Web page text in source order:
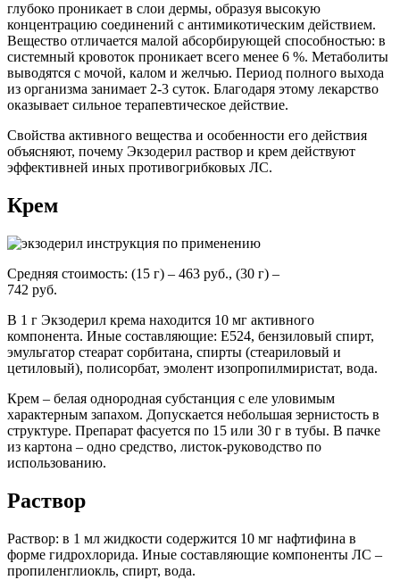
глубоко проникает в слои дермы, образуя высокую
концентрацию соединений с антимикотическим действием.
Вещество отличается малой абсорбирующей способностью: в
системный кровоток проникает всего менее 6 %. Метаболиты
выводятся с мочой, калом и желчью. Период полного выхода
из организма занимает 2-3 суток. Благодаря этому лекарство
оказывает сильное терапевтическое действие.
Свойства активного вещества и особенности его действия
объясняют, почему Экзодерил раствор и крем действуют
эффективней иных противогрибковых ЛС.
Крем
Средняя стоимость: (15 г) – 463 руб., (30 г) –
742 руб.
В 1 г Экзодерил крема находится 10 мг активного
компонента. Иные составляющие: Е524, бензиловый спирт,
эмульгатор стеарат сорбитана, спирты (стеариловый и
цетиловый), полисорбат, эмолент изопропилмиристат, вода.
Крем – белая однородная субстанция с еле уловимым
характерным запахом. Допускается небольшая зернистость в
структуре. Препарат фасуется по 15 или 30 г в тубы. В пачке
из картона – одно средство, листок-руководство по
использованию.
Раствор
Раствор: в 1 мл жидкости содержится 10 мг нафтифина в
форме гидрохлорида. Иные составляющие компоненты ЛС –
пропиленглиокль, спирт, вода.